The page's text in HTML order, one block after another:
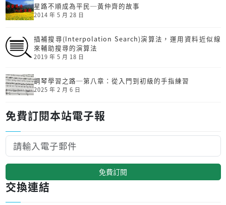
星路不順成為平民─黃仲齊的故事
2014 年 5 月 28 日
插補搜尋(Interpolation Search)演算法，運用資料近似線
來輔助搜尋的演算法
2019 年 5 月 18 日
鋼琴學習之路─第八章：從入門到初級的手指練習
2025 年 2 月 6 日
免費訂閱本站電子報
免費訂閱
交換連結